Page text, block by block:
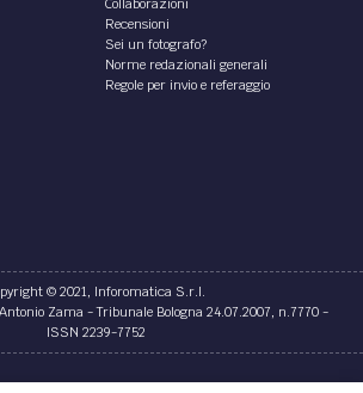
Recensioni
Sei un fotografo?
Norme redazionali generali
Regole per invio e referaggio
© 2021, Inforomatica S.r.l.
Zama - Tribunale Bologna 24.07.2007, n.7770 -
ISSN 2239-7752